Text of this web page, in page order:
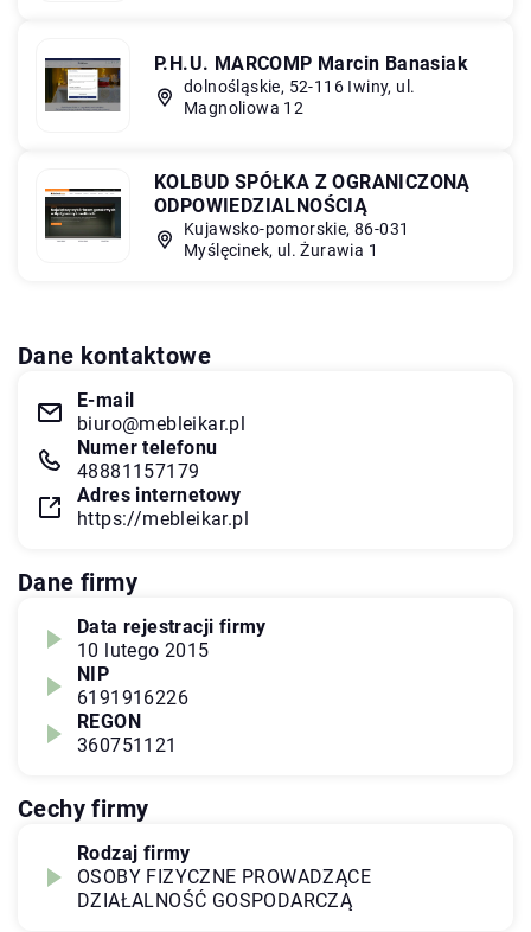
P.H.U. MARCOMP Marcin Banasiak
dolnośląskie, 52-116 Iwiny, ul.
Magnoliowa 12
KOLBUD SPÓŁKA Z OGRANICZONĄ
ODPOWIEDZIALNOŚCIĄ
Kujawsko-pomorskie, 86-031
Myślęcinek, ul. Żurawia 1
Dane kontaktowe
E-mail
biuro@mebleikar.pl
Numer telefonu
48881157179
Adres internetowy
https://mebleikar.pl
Dane firmy
Data rejestracji firmy
10 lutego 2015
NIP
6191916226
REGON
360751121
Cechy firmy
Rodzaj firmy
OSOBY FIZYCZNE PROWADZĄCE
DZIAŁALNOŚĆ GOSPODARCZĄ